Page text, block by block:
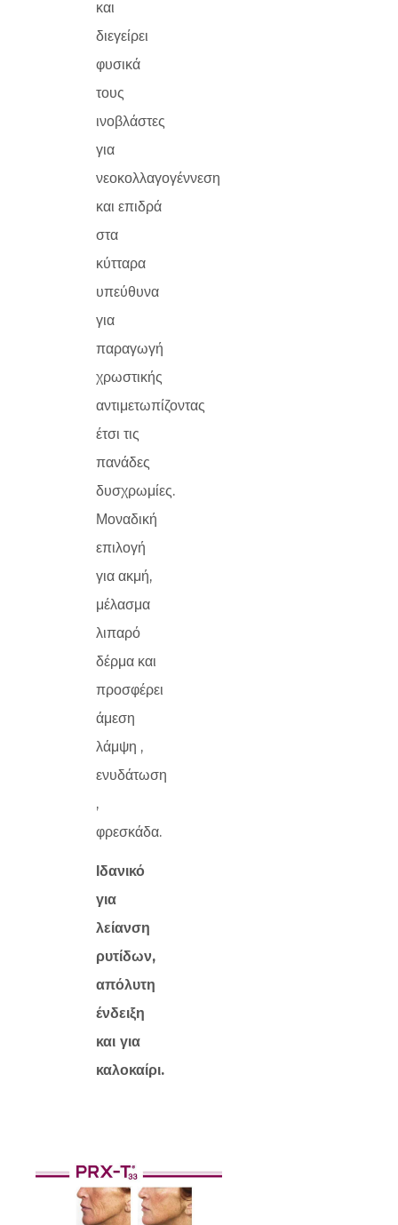
και
διεγείρει
φυσικά
τους
ινοβλάστες
για
νεοκολλαγογέννεση
και επιδρά
στα
κύτταρα
υπεύθυνα
για
παραγωγή
χρωστικής
αντιμετωπίζοντας
έτσι τις
πανάδες
δυσχρωμίες.
Μοναδική
επιλογή
για ακμή,
μέλασμα
λιπαρό
δέρμα και
προσφέρει
άμεση
λάμψη ,
ενυδάτωση
,
φρεσκάδα.
Ιδανικό
για
λείανση
ρυτίδων,
απόλυτη
ένδειξη
και για
καλοκαίρι.